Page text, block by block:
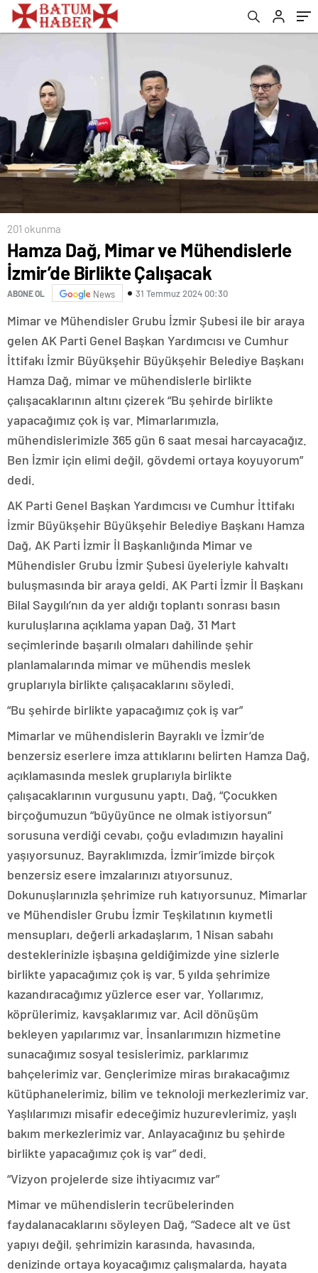
201 okunma
Hamza Dağ, Mimar ve Mühendislerle
İzmir’de Birlikte Çalışacak
ABONE OL News 31 Temmuz 2024 00:30
Mimar ve Mühendisler Grubu İzmir Şubesi ile bir araya
gelen AK Parti Genel Başkan Yardımcısı ve Cumhur
İttifakı İzmir Büyükşehir Büyükşehir Belediye Başkanı
Hamza Dağ, mimar ve mühendislerle birlikte
çalışacaklarının altını çizerek “Bu şehirde birlikte
yapacağımız çok iş var. Mimarlarımızla,
mühendislerimizle 365 gün 6 saat mesai harcayacağız.
Ben İzmir için elimi değil, gövdemi ortaya koyuyorum”
dedi.
AK Parti Genel Başkan Yardımcısı ve Cumhur İttifakı
İzmir Büyükşehir Büyükşehir Belediye Başkanı Hamza
Dağ, AK Parti İzmir İl Başkanlığında Mimar ve
Mühendisler Grubu İzmir Şubesi üyeleriyle kahvaltı
buluşmasında bir araya geldi. AK Parti İzmir İl Başkanı
Bilal Saygılı’nın da yer aldığı toplantı sonrası basın
kuruluşlarına açıklama yapan Dağ, 31 Mart
seçimlerinde başarılı olmaları dahilinde şehir
planlamalarında mimar ve mühendis meslek
gruplarıyla birlikte çalışacaklarını söyledi.
“Bu şehirde birlikte yapacağımız çok iş var”
Mimarlar ve mühendislerin Bayraklı ve İzmir’de
benzersiz eserlere imza attıklarını belirten Hamza Dağ,
açıklamasında meslek gruplarıyla birlikte
çalışacaklarının vurgusunu yaptı. Dağ, “Çocukken
birçoğumuzun “büyüyünce ne olmak istiyorsun”
sorusuna verdiği cevabı, çoğu evladımızın hayalini
yaşıyorsunuz. Bayraklımızda, İzmir’imizde birçok
benzersiz esere imzalarınızı atıyorsunuz.
Dokunuşlarınızla şehrimize ruh katıyorsunuz. Mimarlar
ve Mühendisler Grubu İzmir Teşkilatının kıymetli
mensupları, değerli arkadaşlarım, 1 Nisan sabahı
desteklerinizle işbaşına geldiğimizde yine sizlerle
birlikte yapacağımız çok iş var. 5 yılda şehrimize
kazandıracağımız yüzlerce eser var. Yollarımız,
köprülerimiz, kavşaklarımız var. Acil dönüşüm
bekleyen yapılarımız var. İnsanlarımızın hizmetine
sunacağımız sosyal tesislerimiz, parklarımız
bahçelerimiz var. Gençlerimize miras bırakacağımız
kütüphanelerimiz, bilim ve teknoloji merkezlerimiz var.
Yaşlılarımızı misafir edeceğimiz huzurevlerimiz, yaşlı
bakım merkezlerimiz var. Anlayacağınız bu şehirde
birlikte yapacağımız çok iş var” dedi.
“Vizyon projelerde size ihtiyacımız var”
Mimar ve mühendislerin tecrübelerinden
faydalanacaklarını söyleyen Dağ, “Sadece alt ve üst
yapıyı değil, şehrimizin karasında, havasında,
denizinde ortaya koyacağımız çalışmalarda, hayata